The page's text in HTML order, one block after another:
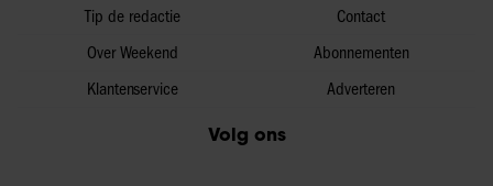
Tip de redactie
Over Weekend
Klantenservice
Contact
Abonnementen
Adverteren
Volg ons